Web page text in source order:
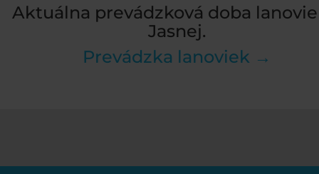
Aktuálna prevádzková doba
Jasnej.
Prevádzka lanoviek →